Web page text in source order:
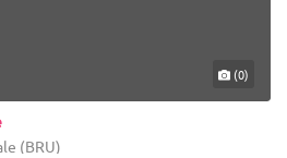
(0)
(BRU)